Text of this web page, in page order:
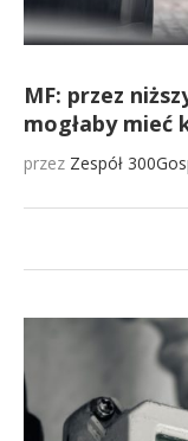
MF: przez
mogłaby mieć
przez Zespół